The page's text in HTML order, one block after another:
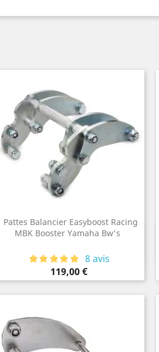
Pattes Balancier Easyboost Racing
MBK Booster Yamaha Bw's
Prix
119,00 €
8 avis
Aperçu rapide